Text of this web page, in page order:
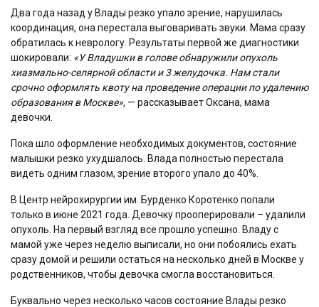
Два года назад у Влады резко упало зрение, нарушилась
координация, она перестала выговаривать звуки. Мама сразу
обратилась к неврологу. Результаты первой же диагностики
шокировали: «У Владушки в голове обнаружили опухоль
хиазмально-селярной области и 3 желудочка. Нам стали
срочно оформлять квоту на проведение операции по удалению
образования в Москве», — рассказывает Оксана, мама
девочки.
Пока шло оформление необходимых документов, состояние
малышки резко ухудшалось. Влада полностью перестала
видеть одним глазом, зрение второго упало до 40%.
В Центр нейрохирургии им. Бурденко Коротенко попали
только в июне 2021 года. Девочку прооперировали – удалили
опухоль. На первый взгляд все прошло успешно. Владу с
мамой уже через неделю выписали, но они побоялись ехать
сразу домой и решили остаться на несколько дней в Москве у
родственников, чтобы девочка смогла восстановиться.
Буквально через несколько часов состояние Влады резко